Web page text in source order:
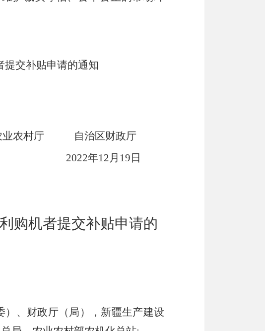
提交补贴申请的通知
业农村厅
自治区财政厅
年12月 19 日
购机者提交补贴申请的
） 、财政厅 （ 局 ）， 新疆生产建设